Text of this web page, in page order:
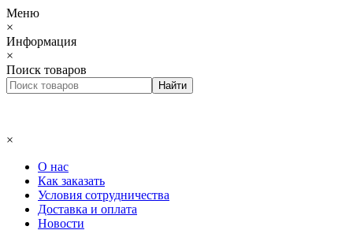
Меню
×
Информация
×
Поиск товаров
×
О нас
Как заказать
Условия сотрудничества
Доставка и оплата
Новости